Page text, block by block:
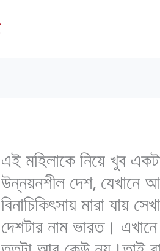
এই মহিলাকে নিয়ে খুব
উন্নয়নশীল দেশ, যেখানে
বিনাচিকিৎসায় মারা যায়
দেশটার নাম ভারত। এখানে